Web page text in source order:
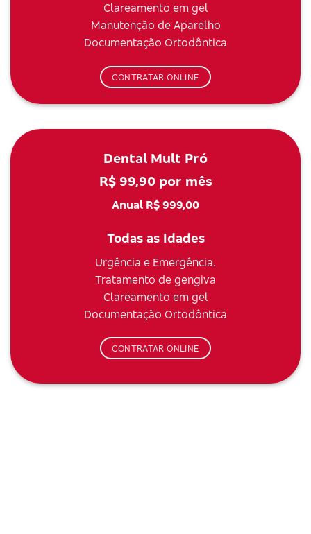
Clareamento em gel
Manutenção de Aparelho
Documentação Ortodôntica
CONTRATAR ONLINE
Dental Mult Pró
R$ 99,90 por mês
Anual R$ 999,00
Todas as Idades
Urgência e Emergência.
Tratamento de gengiva
Clareamento em gel
Documentação Ortodôntica
CONTRATAR ONLINE